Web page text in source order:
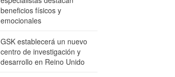
beneficios físicos y
emocionales
GSK establecerá un nuevo
centro de investigación y
desarrollo en Reino Unido